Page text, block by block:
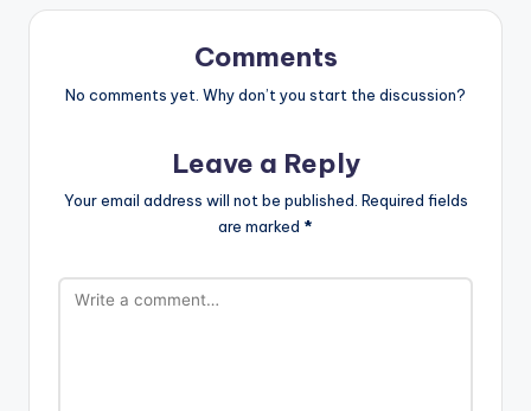
Comments
No comments yet. Why don’t you start the discussion?
Leave a Reply
Your email address will not be published. Required fields
are marked *